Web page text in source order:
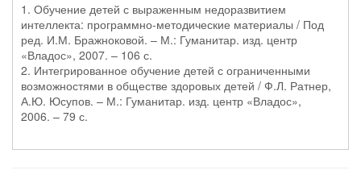
1. Обучение детей с выраженным недоразвитием
интеллекта: программно-методические материалы / Под
ред. И.М. Бражноковой. – М.: Гуманитар. изд. центр
«Владос», 2007. – 106 с.
2. Интегрированное обучение детей с ограниченными
возможностями в обществе здоровых детей / Ф.Л. Ратнер,
А.Ю. Юсупов. – М.: Гуманитар. изд. центр «Владос»,
2006. – 79 с.